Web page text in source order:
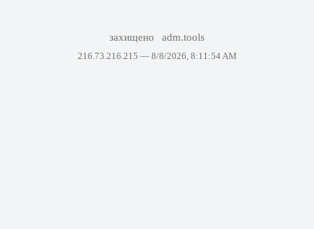
захищено adm.tools
216.73.216.215 — 8/8/2026, 8:11:54 AM